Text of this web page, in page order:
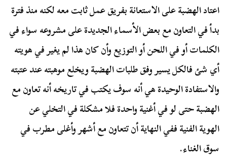
اعتاد الهضبة على الاستعانة بفريق عمل ثابت معه لكنه منذ فترة
بدأ في التعاون مع بعض الأسماء الجديدة على مشروعه سواء في
الكلمات أو في اللحن أو التوزيع وأن كان هذا لم يغير في هويته
أي شئ فالكل يسير وفق طلبات الهضبة ويخلع موهبته عند عتبته
والاستفادة الوحيدة هي أنه سوف يكتب في تاريخه أنه تعاون مع
الهضبة حتى لو في أغنية واحدة فلا مشكلة في التخلي عن
الهوية الفنية ففي النهاية أن تتعاون مع أشهر وأغلى مطرب في
سوق الغناء.